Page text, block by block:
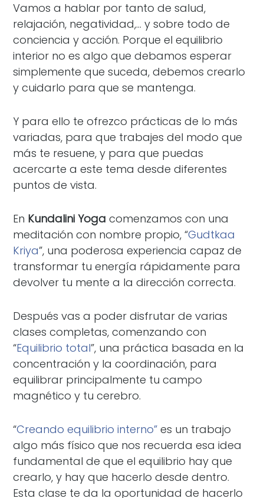
Vamos a hablar por tanto de salud,
relajación, negatividad,… y sobre todo de
conciencia y acción. Porque el equilibrio
interior no es algo que debamos esperar
simplemente que suceda, debemos crearlo
y cuidarlo para que se mantenga.
Y para ello te ofrezco prácticas de lo más
variadas, para que trabajes del modo que
más te resuene, y para que puedas
acercarte a este tema desde diferentes
puntos de vista.
En Kundalini Yoga comenzamos con una
meditación con nombre propio, “Gudtkaa
Kriya”, una poderosa experiencia capaz de
transformar tu energía rápidamente para
devolver tu mente a la dirección correcta.
Después vas a poder disfrutar de varias
clases completas, comenzando con
“Equilibrio total”, una práctica basada en la
concentración y la coordinación, para
equilibrar principalmente tu campo
magnético y tu cerebro.
“Creando equilibrio interno” es un trabajo
algo más físico que nos recuerda esa idea
fundamental de que el equilibrio hay que
crearlo, y hay que hacerlo desde dentro.
Esta clase te da la oportunidad de hacerlo